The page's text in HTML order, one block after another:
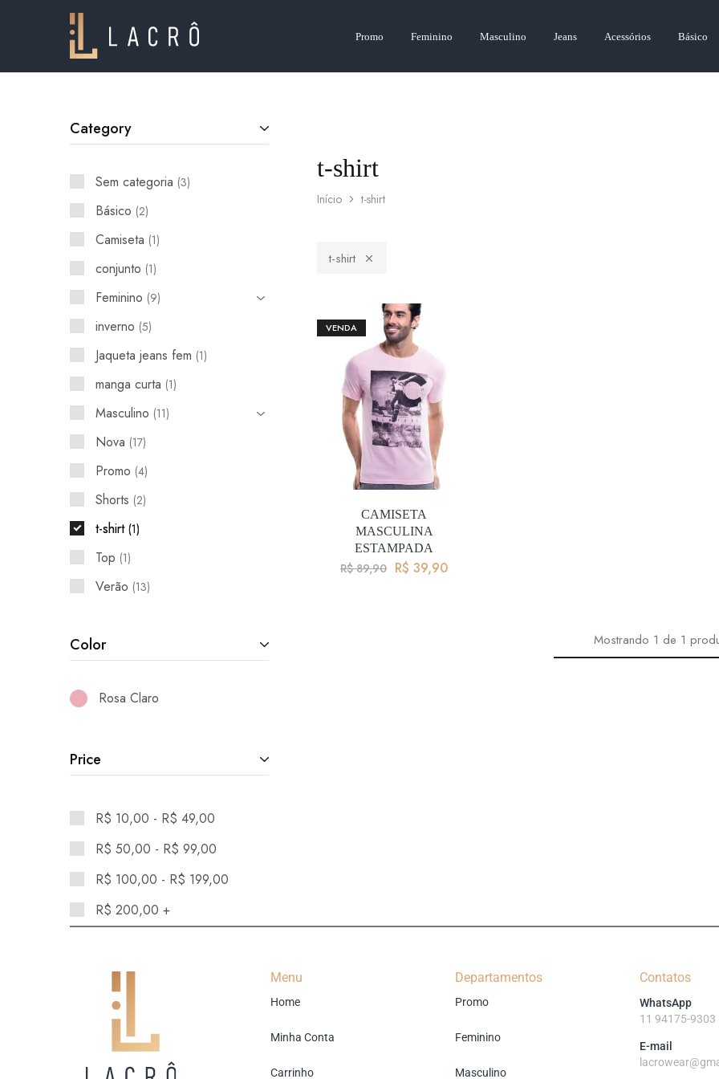
Lacrô
Wear
Promo Feminino Masculino Jeans Acessórios Básico
t-shirt
Início t-shirt
t-shirt
VENDA
CAMISETA
MASCULINA
ESTAMPADA
R$89,90 R$ 39,90
Mostrando 1de 1
Category
Sem categoria 3
Básico 2
Camiseta 1
conjunto 1
Feminino 9
inverno 5
Jaqueta jeans fem 1
manga curta 1
Masculino 11
Nova 17
Promo 4
Shorts 2
t-shirt 1
Top 1
Verão 13
Color
Rosa Claro
Price
R$ 10,00 - R$ 49,00
R$ 50,00 - R$ 99,00
R$ 100,00 - R$ 199,00
R$ 200,00 +
Menu
Home
Minha Conta
Carrinho
Departamentos
Promo
Feminino
Masculino
Contatos
WhatsApp
11 94175-9303
E-mail